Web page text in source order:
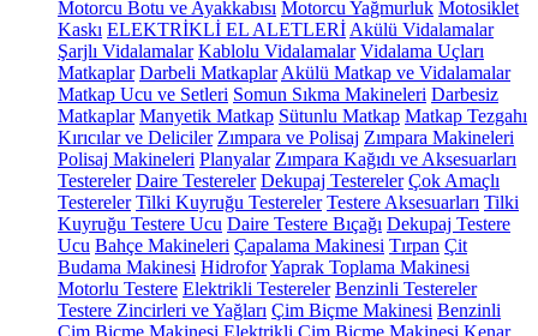
Motorcu Botu ve Ayakkabısı Motorcu Yağmurluk Motosiklet
Kaskı ELEKTRİKLİ EL ALETLERİ Akülü Vidalamalar
Şarjlı Vidalamalar Kablolu Vidalamalar Vidalama Uçları
Matkaplar Darbeli Matkaplar Akülü Matkap ve Vidalamalar
Matkap Ucu ve Setleri Somun Sıkma Makineleri Darbesiz
Matkaplar Manyetik Matkap Sütunlu Matkap Matkap Tezgahı
Kırıcılar ve Deliciler Zımpara ve Polisaj Zımpara Makineleri
Polisaj Makineleri Planyalar Zımpara Kağıdı ve Aksesuarları
Testereler Daire Testereler Dekupaj Testereler Çok Amaçlı
Testereler Tilki Kuyruğu Testereler Testere Aksesuarları Tilki
Kuyruğu Testere Ucu Daire Testere Bıçağı Dekupaj Testere
Ucu Bahçe Makineleri Çapalama Makinesi Tırpan Çit
Budama Makinesi HidroforYaprak Toplama Makinesi
Motorlu Testere Elektrikli Testereler Benzinli Testereler
Testere Zincirleri ve Yağları Çim Biçme Makinesi Benzinli
Çim Biçme Makinesi Elektrikli Çim Biçme Makinesi Kenar